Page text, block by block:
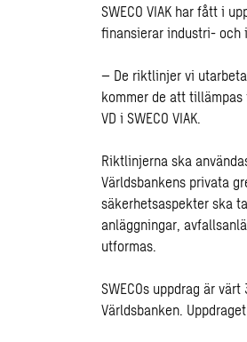
SWECO VIAK har fått i
finansierar industri- och
– De riktlinjer vi
kommer de att
VD i SWECO VIAK.
Riktlinjerna ska
Världsbankens privata
säkerhetsaspekter ska
anläggningar,
utformas.
SWECOs uppdrag är
Världsbanken.